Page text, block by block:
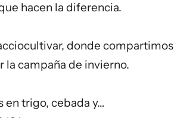
hacen la diferencia.
, donde compartimos
la campaña de invierno.
en trigo, cebada y…